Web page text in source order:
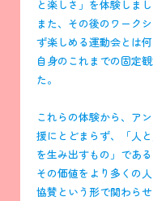
と楽しさ」を体験しまし
また、その後のワーク
ず楽しめる運動会とは
自身のこれまでの固定
た。
これらの体験から、ア
援にとどまらず、「人
を生み出すもの」であ
その価値をより多くの
協賛という形で関わら